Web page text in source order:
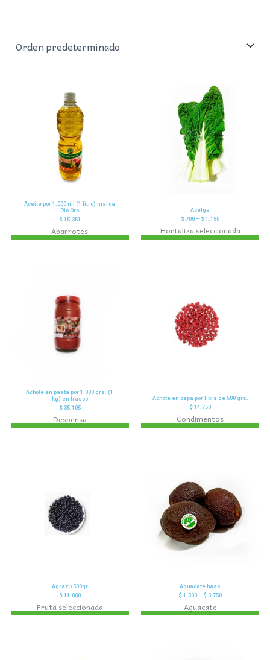
Aceite por 1.000 ml (1 litro) marca
Rio Oro
$15.351
Abarrotes
Acelga
$ 700 – $ 1.150
Hortaliza seleccionada
Achote en pasta por 1.000 grs. (1
kg) en frasco
$35.105
Despensa
Achote en pepa por libra de 500 grs.
$ 14.750
Condimentos
Agraz x500gr
$11.000
Fruta seleccionada
Aguacate hass
$ 1.500 – $ 3.750
Aguacate